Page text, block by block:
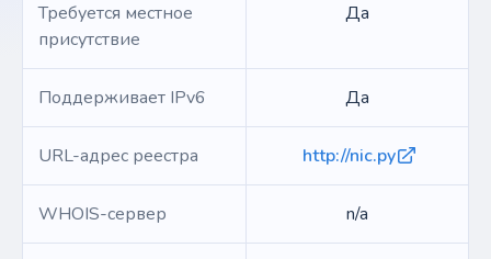
Требуется местное
присутствие
Да
Поддерживает IPv6 Да
URL-адрес реестра http://nic.py
WHOIS-сервер n/a